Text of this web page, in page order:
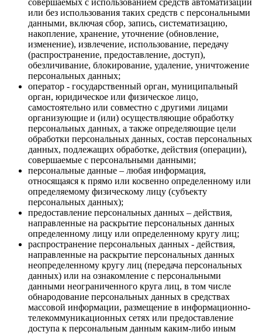
совершаемых с использованием средств автоматизации
или без использования таких средств с персональными
данными, включая сбор, запись, систематизацию,
накопление, хранение, уточнение (обновление,
изменение), извлечение, использование, передачу
(распространение, предоставление, доступ),
обезличивание, блокирование, удаление, уничтожение
персональных данных;
оператор - государственный орган, муниципальный
орган, юридическое или физическое лицо,
самостоятельно или совместно с другими лицами
организующие и (или) осуществляющие обработку
персональных данных, а также определяющие цели
обработки персональных данных, состав персональных
данных, подлежащих обработке, действия (операции),
совершаемые с персональными данными;
персональные данные – любая информация,
относящаяся к прямо или косвенно определенному или
определяемому физическому лицу (субъекту
персональных данных);
предоставление персональных данных – действия,
направленные на раскрытие персональных данных
определенному лицу или определенному кругу лиц;
распространение персональных данных - действия,
направленные на раскрытие персональных данных
неопределенному кругу лиц (передача персональных
данных) или на ознакомление с персональными
данными неограниченного круга лиц, в том числе
обнародование персональных данных в средствах
массовой информации, размещение в информационно-
телекоммуникационных сетях или предоставление
доступа к персональным данным каким-либо иным